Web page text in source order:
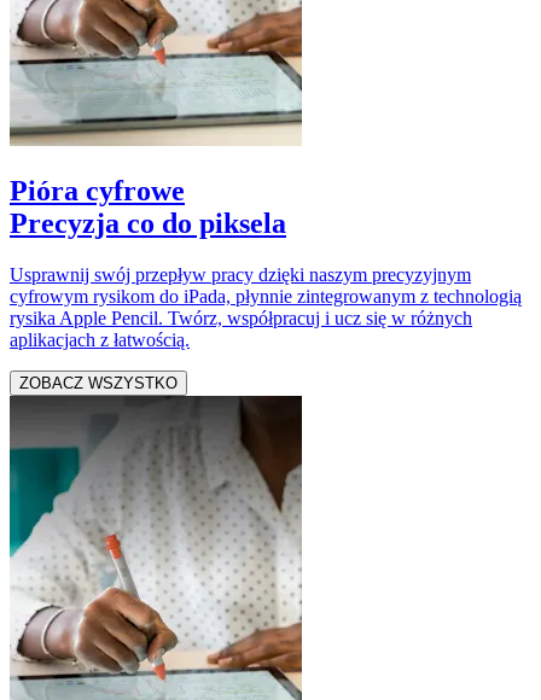
Pióra cyfrowe
Precyzja co do piksela
Usprawnij swój przepływ pracy dzięki naszym precyzyjnym
cyfrowym rysikom do iPada, płynnie zintegrowanym z technologią
rysika Apple Pencil. Twórz, współpracuj i ucz się w różnych
aplikacjach z łatwością.
ZOBACZ WSZYSTKO